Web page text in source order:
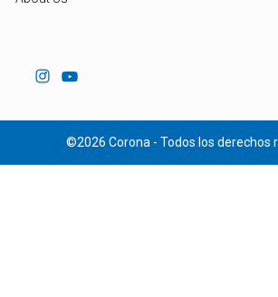
©2026 Corona - Todos los derechos